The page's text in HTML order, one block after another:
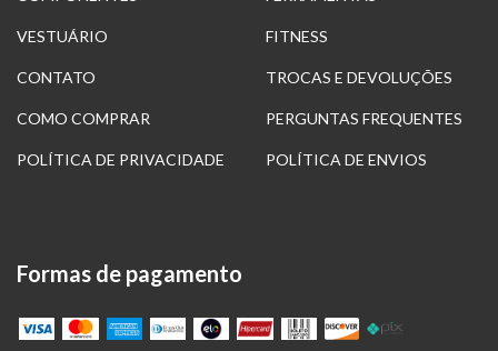
VESTUÁRIO FITNESS
CONTATO TROCAS E DEVOLUÇÕES
COMO COMPRAR PERGUNTAS FREQUENTES
POLÍTICA DE PRIVACIDADE POLÍTICA DE ENVIOS
Formas de pagamento